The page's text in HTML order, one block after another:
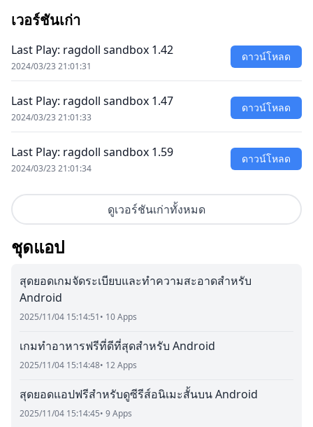
เวอร์ชันเก่า
Last Play: ragdoll sandbox 1.42
2024/03/23 21:01:31
ดาวน์โหลด
Last Play: ragdoll sandbox 1.47
2024/03/23 21:01:33
ดาวน์โหลด
Last Play: ragdoll sandbox 1.59
2024/03/23 21:01:34
ดาวน์โหลด
ดูเวอร์ชันเก่าทั้งหมด
ชุดแอป
สุดยอดเกมจัดระเบียบและทำความสะอาดสำหรับ
Android
2025/11/04 15:14:51• 10 Apps
เกมทำอาหารฟรีที่ดีที่สุดสำหรับ Android
2025/11/04 15:14:48• 12 Apps
สุดยอดแอปฟรีสำหรับดูซีรีส์อนิเมะสั้นบน Android
2025/11/04 15:14:45• 9 Apps